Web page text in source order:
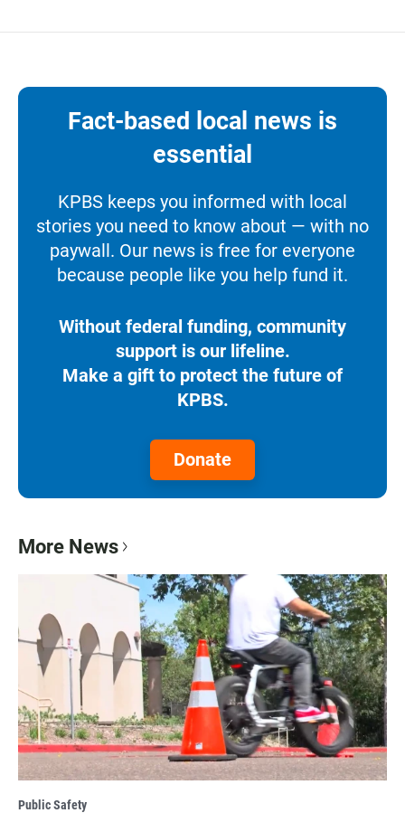
Fact-based local news is
essential
KPBS keeps you informed with local
stories you need to know about — with no
paywall. Our news is free for everyone
because people like you help fund it.
Without federal funding, community
support is our lifeline.
Make a gift to protect the future of
KPBS.
Donate
More News
Public Safety